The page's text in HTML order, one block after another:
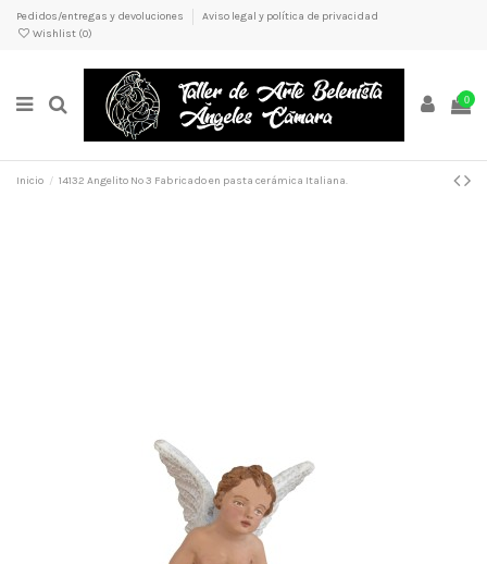
Pedidos/entregas y devoluciones
Aviso legal y política de privacidad
Wishlist (0)
0
Inicio 14132 Angelito Nº 3 Fabricado en pasta cerámica Italiana.